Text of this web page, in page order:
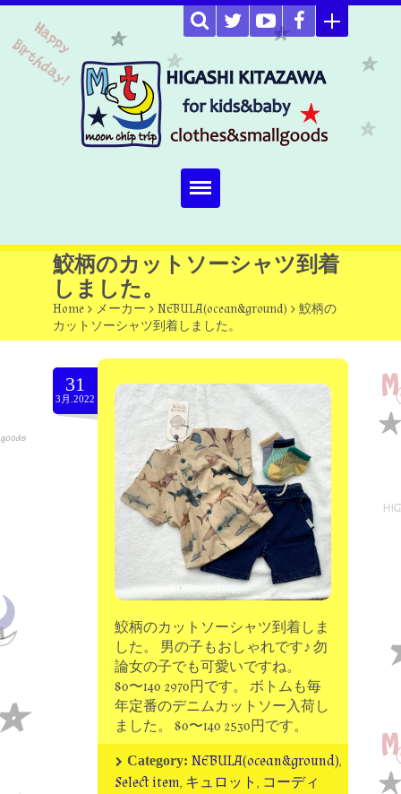
Home
about
Select item
omutucake
moon chip trip original
my account
minna kitchen komeco
鮫柄のカットソーシャツ到着
しました。
Home > メーカー > NEBULA(ocean&ground) > 鮫柄の
カットソーシャツ到着しました。
31
3月.2022
鮫柄のカットソーシャツ到着しま
した。 男の子もおしゃれです♪ 勿
論女の子でも可愛いですね。
80〜140 2970円です。 ボトムも毎
年定番のデニムカットソー入荷し
ました。 80〜140 2530円です。
Category: NEBULA(ocean&ground),
Select item, キュロット, コーディ